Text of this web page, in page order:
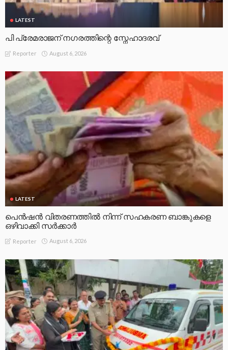
LATEST
പി പ്രേമരാജന് നഗരത്തിന്റെ സ്നേഹാദരവ്
Reporter August 6, 2026
LATEST
പെൻഷൻ വിതരണത്തിൽ നിന്ന് സഹകരണ ബാങ്കുകളെ
ഒഴിവാക്കി സർക്കാർ
Reporter August 6, 2026